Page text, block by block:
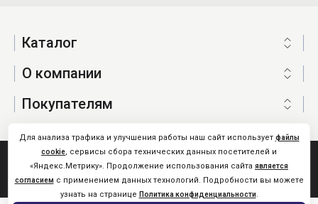
Каталог
О компании
Покупателям
Nistone.Ru © 2026
Карта сайта
Для анализа трафика и улучшения работы наш сайт использует файлы
cookie, сервисы сбора технических данных посетителей и
«Яндекс.Метрику». Продолжение использования сайта является
согласием с применением данных технологий. Подробности вы можете
узнать на странице Политика конфиденциальности.